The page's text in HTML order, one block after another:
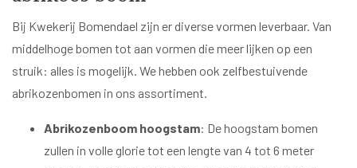
Bij Kwekerij Bomendael zijn er diverse vormen leverbaar. Van
middelhoge bomen tot aan vormen die meer lijken op een
struik: alles is mogelijk. We hebben ook zelfbestuivende
abrikozenbomen in ons assortiment.
Abrikozenboom hoogstam: De hoogstam bomen
zullen in volle glorie tot een lengte van 4 tot 6 meter